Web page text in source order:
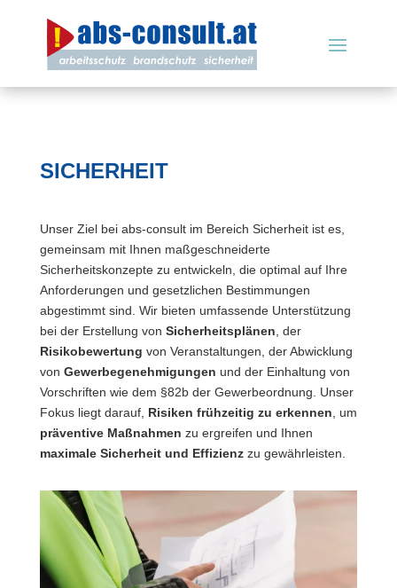
SICHERHEIT
Unser Ziel bei abs-consult im Bereich Sicherheit ist es,
gemeinsam mit Ihnen maßgeschneiderte
Sicherheitskonzepte zu entwickeln, die optimal auf Ihre
Anforderungen und gesetzlichen Bestimmungen
abgestimmt sind. Wir bieten umfassende Unterstützung
bei der Erstellung von Sicherheitsplänen , der
Risikobewertung von Veranstaltungen, der Abwicklung
von Gewerbegenehmigungen und der Einhaltung von
Vorschriften wie dem §82b der Gewerbeordnung. Unser
Fokus liegt darauf, Risiken frühzeitig zu erkennen , um
präventive Maßnahmen zu ergreifen und Ihnen
maximale Sicherheit und Effizienzzu gewährleisten.